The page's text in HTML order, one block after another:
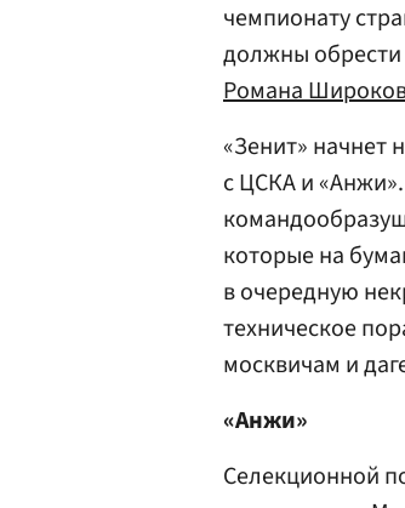
чемпионату
должны обрести
Романа
«Зенит» начнет
с ЦСКА и
которые на
в очередную
техническое
москвичам и
«Анжи»
Селекционной